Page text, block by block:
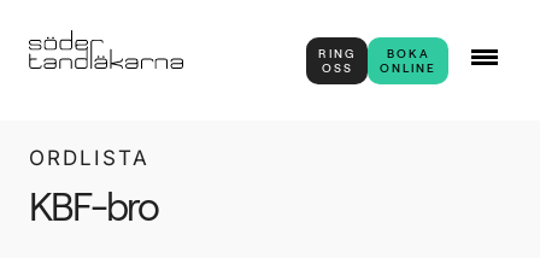
RING
OSS
BOKA
ONLINE
ORDLISTA
KBF-bro